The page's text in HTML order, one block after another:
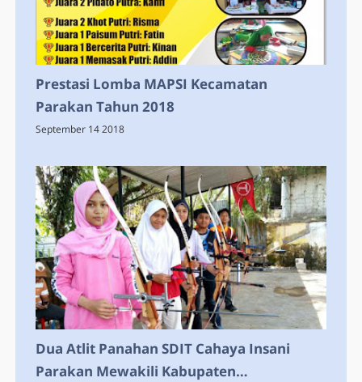
Prestasi Lomba MAPSI Kecamatan
Parakan Tahun 2018
September 14 2018
Dua Atlit Panahan SDIT Cahaya Insani
Parakan Mewakili Kabupaten